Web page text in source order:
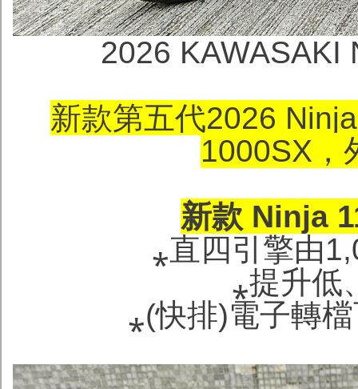
2026 KAWASAKI
新款第五代2026
1000SX，
新款 Ninja
⁎直四引擎由
⁎提升低
⁎(快排)電子轉